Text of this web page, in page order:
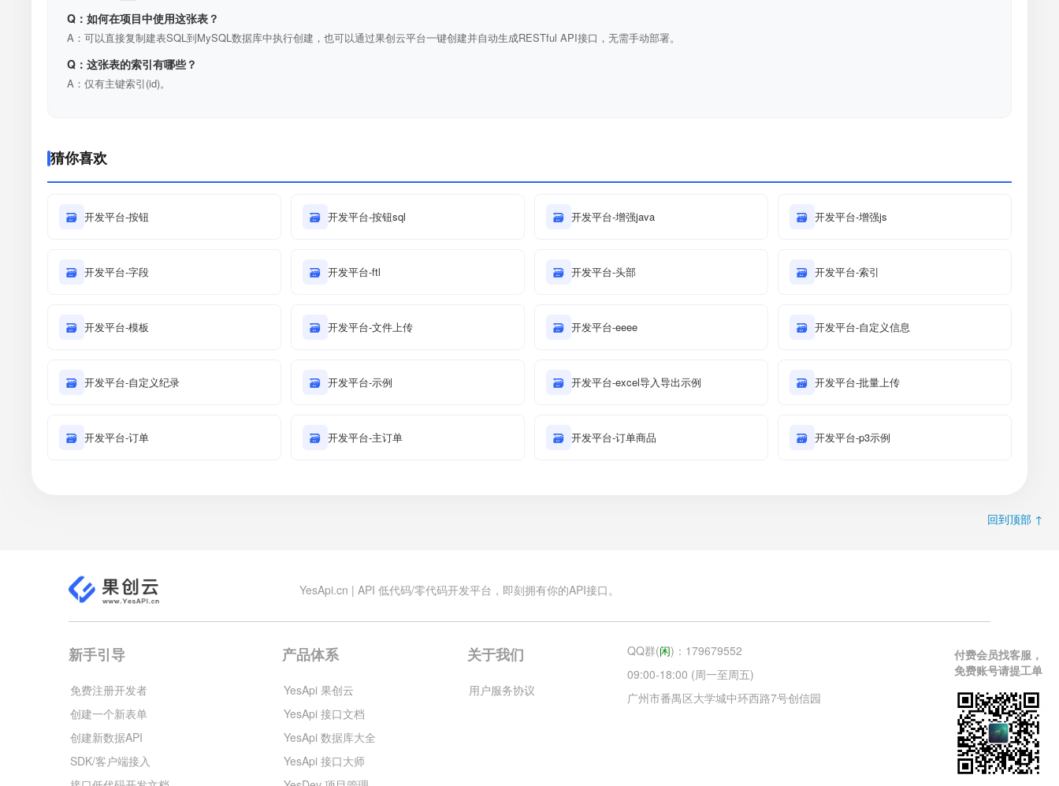
Q：如何在项目中使用这张表？
A：可以直接复制建表SQL到MySQL数据库中执行创建，也可以通过果创云平台一键创建并自动生成RESTful API接口，无需手动部署。
Q：这张表的索引有哪些？
A：仅有主键索引(id)。
猜你喜欢
🗃 开发平台-按钮 🗃 开发平台-按钮sql 🗃 开发平台-增强java 🗃 开发平台-增强js
🗃 开发平台-字段 🗃 开发平台-ftl 🗃 开发平台-头部 🗃 开发平台-索引
🗃 开发平台-模板 🗃 开发平台-文件上传 🗃 开发平台-eeee 🗃 开发平台-自定义信息
🗃 开发平台-自定义纪录 🗃 开发平台-示例 🗃 开发平台-excel导入导出示例 🗃 开发平台-批量上传
🗃 开发平台-订单 🗃 开发平台-主订单 🗃 开发平台-订单商品 🗃 开发平台-p3示例
回到顶部 ↑
YesApi.cn | API 低代码/零代码开发平台，即刻拥有你的API接口。
新手引导
免费注册开发者
创建一个新表单
创建新数据API
SDK/客户端接入
产品体系
YesApi 果创云
YesApi 接口文档
YesApi 数据库大全
YesApi 接口大师
关于我们
用户服务协议
QQ群(闲)：179679552
09:00-18:00 (周一至周五)
广州市番禺区大学城中环西路7号创信园
付费会员找客服，
免费账号请提工单